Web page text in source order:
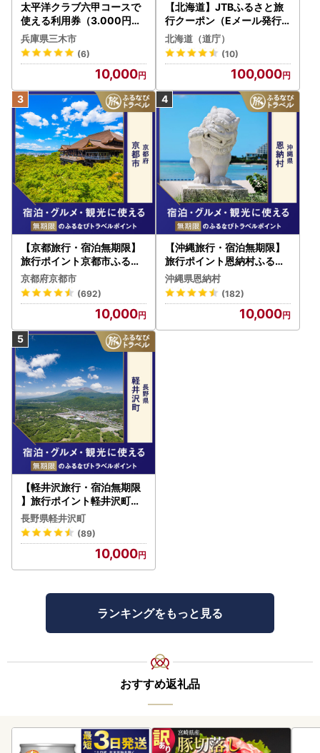
太平洋クラブ六甲コースで
使える利用券（3.000円分
）
兵庫県三木市
(6)
10,000
【北海道】JTBふるさと旅
行クーポン（Eメール発行
）30,000円分 旅行 トラベ
ル 宿泊 人気 おすすめ JTB
W030T
北海道（道庁）
(10)
100,000
【京都旅行・宿泊無期限】
旅行ポイント京都市ふるな
びトラベルポイント
京都府京都市
(692)
10,000
【沖縄旅行・宿泊無期限】
旅行ポイント恩納村ふるな
びトラベルポイント
沖縄県恩納村
(182)
10,000
【軽井沢旅行・宿泊無期限
】旅行ポイント軽井沢町ふ
るなびトラベルポイント
長野県軽井沢町
(89)
10,000
ランキングをもっと見る
おすすめ返礼品